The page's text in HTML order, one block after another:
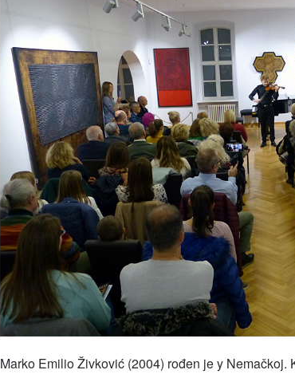
Marko Emilio Živković (2004) rođen je y